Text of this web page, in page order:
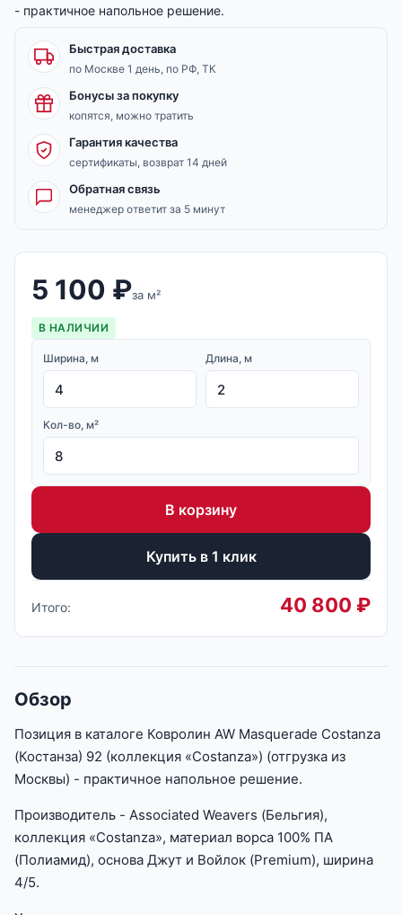
- практичное напольное решение.
Быстрая доставка
по Москве 1 день, по РФ, ТК
Бонусы за покупку
копятся, можно тратить
Гарантия качества
сертификаты, возврат 14 дней
Обратная связь
менеджер ответит за 5 минут
5 100 ₽за м²
В НАЛИЧИИ
Ширина, м Длина, м
Кол-во, м²
В корзину
Купить в 1 клик
Итого: 40 800 ₽
Обзор
Позиция в каталоге Ковролин AW Masquerade Costanza
(Костанза) 92 (коллекция «Costanza») (отгрузка из
Москвы) - практичное напольное решение.
Производитель - Associated Weavers (Бельгия),
коллекция «Costanza», материал ворса 100% ПА
(Полиамид), основа Джут и Войлок (Premium), ширина
4/5.